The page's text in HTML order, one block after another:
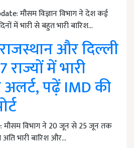
मौसम विज्ञान विभाग ने देश कई
में भारी से बहुत भारी बारिश…
और दिल्ली
में भारी
अलर्ट, पढ़ें IMD की
मौसम विभाग ने 20 जून से 25 जून तक
भारी बारिश और…